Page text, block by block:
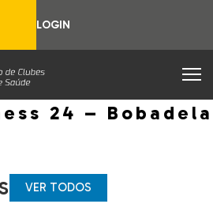
LOGIN
24 – Bobadela
VER TODOS